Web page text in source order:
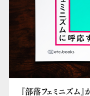
『部落フェミニズム』